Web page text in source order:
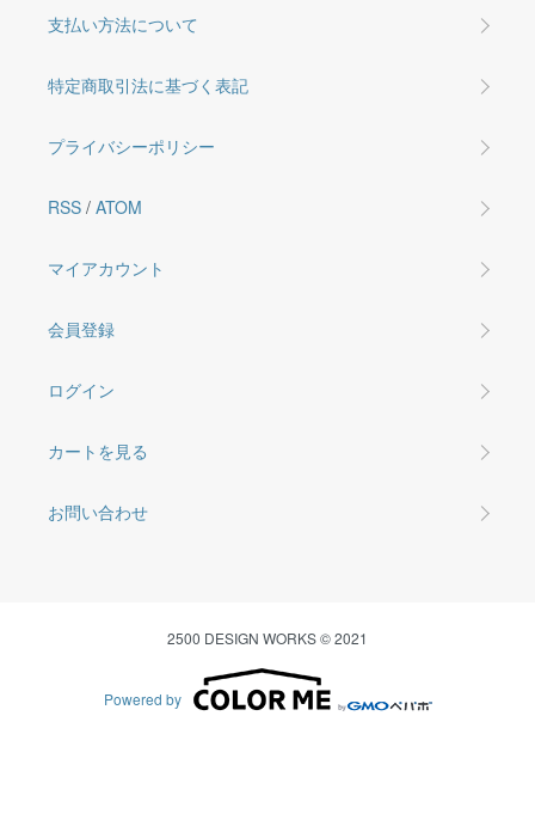
支払い方法について
特定商取引法に基づく表記
プライバシーポリシー
RSS / ATOM
マイアカウント
会員登録
ログイン
カートを見る
お問い合わせ
2500 DESIGN WORKS © 2021
Powered by